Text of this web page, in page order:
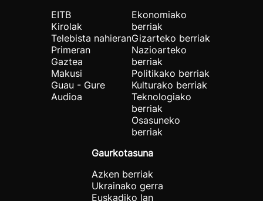
EITB
Kirolak
Telebista nahieran
Primeran
Gaztea
Makusi
Guau - Gure
Audioa
Ekonomiako
berriak
Gizarteko berriak
Nazioarteko
berriak
Politikako berriak
Kulturako berriak
Teknologiako
berriak
Osasuneko
berriak
Gaurkotasuna
Azken berriak
Ukrainako gerra
Euskadiko lan